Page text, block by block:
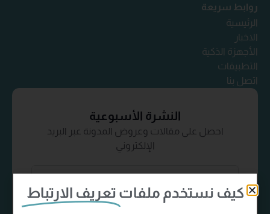
روابط سريعة
الرئيسية
الاخبار
الأجهزة الذكية
التطبيقات
اتصل بنا
النشرة الأسبوعية
احصل على مقالات وعروض المدونة عبر البريد
الإلكتروني
إشترك الآن
كيف نستخدم ملفات تعريف الارتباط